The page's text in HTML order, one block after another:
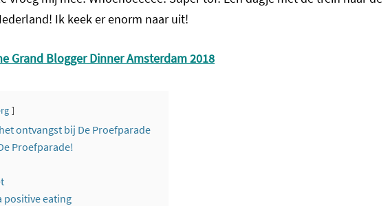
Ik keek er enorm naar uit!
Grand Blogger Dinner Amsterdam 2018
ontvangst bij De Proefparade
Proefparade!
positive eating